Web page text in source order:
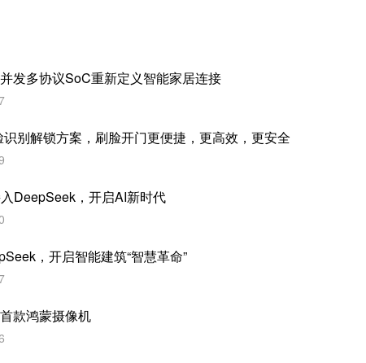
发多协议SoC重新定义智能家居连接
别解锁方案，刷脸开门更便捷，更高效，更安全
DeepSeek，开启AI新时代
，开启智能建筑“智慧革命”
款鸿蒙摄像机